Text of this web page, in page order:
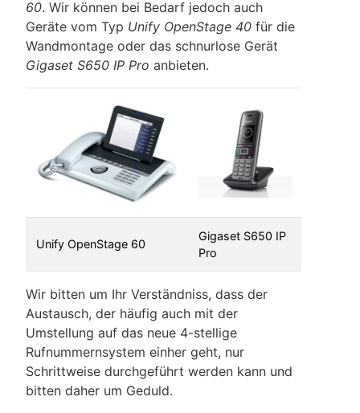
60. Wir können bei Bedarf jedoch auch
Geräte vom Typ Unify OpenStage 40 für die
Wandmontage oder das schnurlose Gerät
Gigaset S650 IP Pro anbieten.
Unify OpenStage 60
Gigaset S650 IP
Pro
Wir bitten um Ihr Verständniss, dass der
Austausch, der häufig auch mit der
Umstellung auf das neue 4-stellige
Rufnummernsystem einher geht, nur
Schrittweise durchgeführt werden kann und
bitten daher um Geduld.